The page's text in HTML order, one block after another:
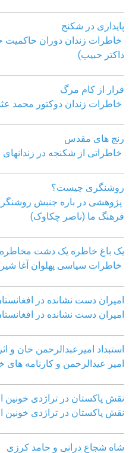
پایداری در شکنج
خاطرات زندان دوران حاکمیت
داکتر حبیب)
فرار از کام مرگ
خاطرات زندان دوکتور محمد
رنج های مقدس
خاطراتی از شکنجه در
روشنگری چیست؟
پژوهشی در باره جنبش
فرهنگ ما (ناصر چکاوک)
یک باغ خاطره یک دشت مخاطره
خاطرات سیاسی پهلوان آغا
امیران دست نشانده در
امیران دست نشانده در
استبداد امیرعبدالرحمن خان و
امیر عیدالرحمن و کارنامه های
نقش پاکستان در تراژدی خونین
نقش پاکستان در تراژدی خونین
شاه شجاع درانی و حامد کرزی